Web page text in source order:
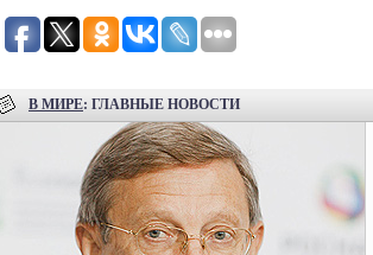
В МИРЕ: ГЛАВНЫЕ НОВОСТИ